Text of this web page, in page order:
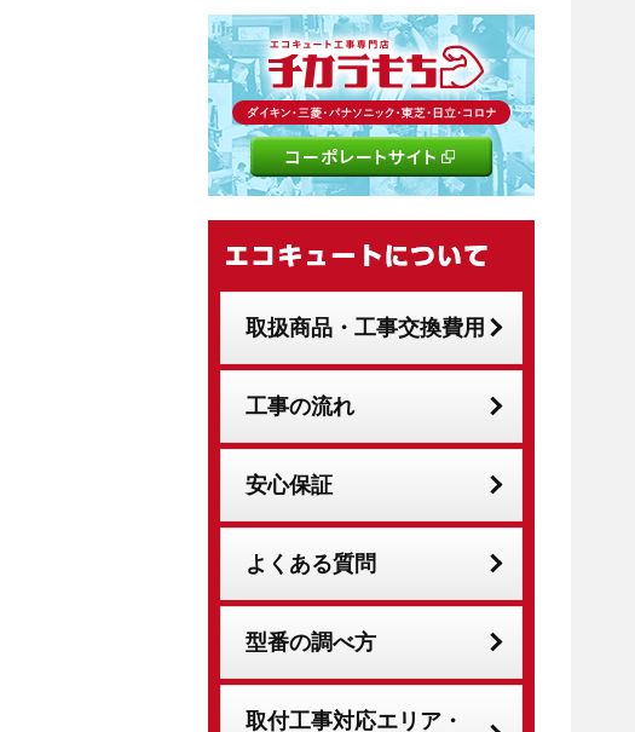
取扱商品・工事交換費用
工事の流れ
安心保証
よくある質問
型番の調べ方
取付工事対応エリア・